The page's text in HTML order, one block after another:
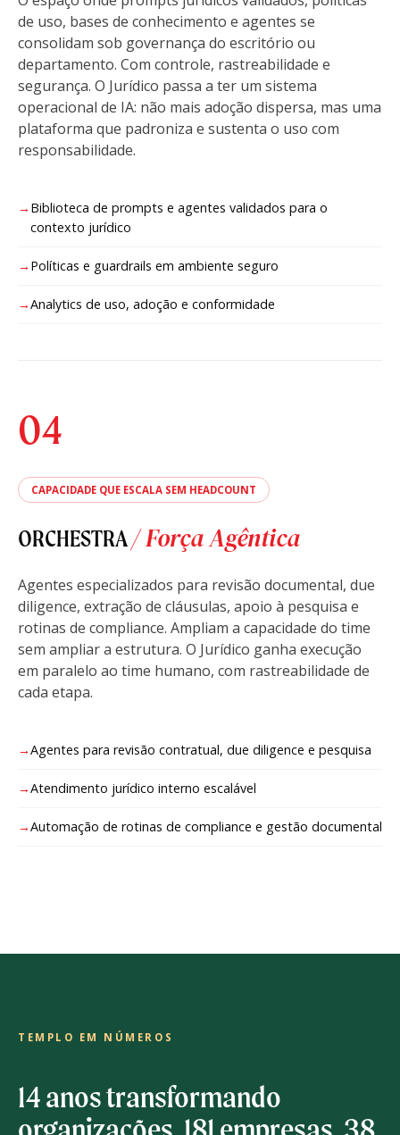
de uso, bases de conhecimento e agentes se
consolidam sob governança do escritório ou
departamento. Com controle, rastreabilidade e
segurança. O Jurídico passa a ter um sistema
operacional de IA: não mais adoção dispersa, mas uma
plataforma que padroniza e sustenta o uso com
responsabilidade.
Biblioteca de prompts e agentes validados para o
contexto jurídico
Políticas e guardrails em ambiente seguro
Analytics de uso, adoção e conformidade
04
CAPACIDADE QUE ESCALA SEM HEADCOUNT
ORCHESTRA/ Força Agêntica
Agentes especializados para revisão documental, due
diligence, extração de cláusulas, apoio à pesquisa e
rotinas de compliance. Ampliam a capacidade do time
sem ampliar a estrutura. O Jurídico ganha execução
em paralelo ao time humano, com rastreabilidade de
cada etapa.
Agentes para revisão contratual, due diligence e pesquisa
Atendimento jurídico interno escalável
Automação de rotinas de compliance e gestão documental
TEMPLO EM NÚMEROS
14 anos transformando